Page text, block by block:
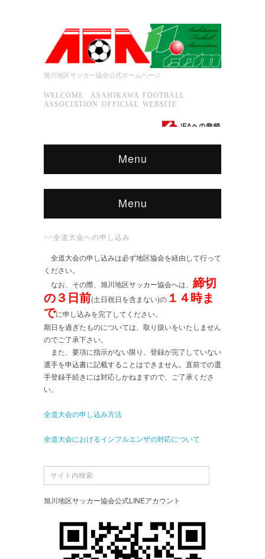
旭川地区サッカー協会公式ホームページ
WELCOME ASAHIKAWA FOOTBALL
ASSOCIATION OFFICIAL WEBSITE
Menu
Menu
>>全道大会への申し込み
全道大会の申し込みは必ず地区協会を経由して行って
ください。
なお、その際、旭川地区サッカー協会へは、 締切
の３日前(土日祝日を含まない)の １４時ま
でに申し込みを完了してください。
期日を過ぎたものについては、取り扱いをいたしません
のでご了承下さい。
また、要項に指示がない限り、登録が完了していない
選手を申込書に記載することはできません。直前での選
手登録手続きには対応しかねますので、ご了承くださ
い。
全道大会の申し込み方法
全道大会におけるインフルエンザの対応について
旭川地区サッカー協会公式LINEアカウント